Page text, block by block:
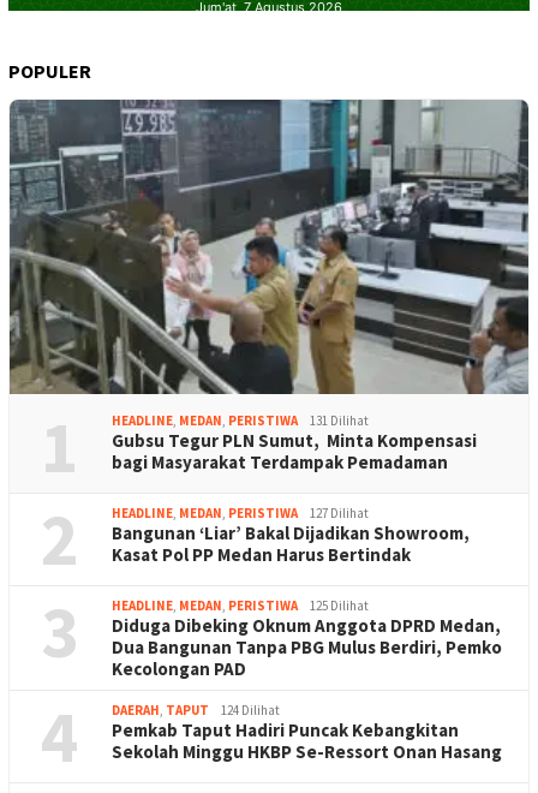
POPULER
1 HEADLINE, MEDAN, PERISTIWA 131 Dilihat
Gubsu Tegur PLN Sumut, Minta Kompensasi
bagi Masyarakat Terdampak Pemadaman
2 HEADLINE, MEDAN, PERISTIWA 127 Dilihat
Bangunan ‘Liar’ Bakal Dijadikan Showroom,
Kasat Pol PP Medan Harus Bertindak
3 HEADLINE, MEDAN, PERISTIWA 125 Dilihat
Diduga Dibeking Oknum Anggota DPRD Medan,
Dua Bangunan Tanpa PBG Mulus Berdiri, Pemko
Kecolongan PAD
4 DAERAH, TAPUT 124 Dilihat
Pemkab Taput Hadiri Puncak Kebangkitan
Sekolah Minggu HKBP Se-Ressort Onan Hasang